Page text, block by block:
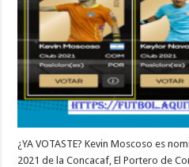
¿YA VOTASTE? Kevin Moscoso es
2021 de la Concacaf, El Portero de